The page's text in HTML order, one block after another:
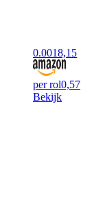
0.0018,15
per rol0,57
Bekijk